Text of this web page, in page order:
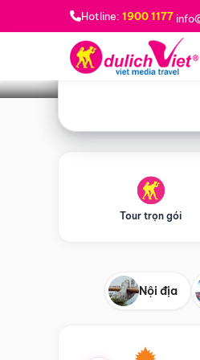
Hotline: 1900 1177
Bạn muốn đi đâu? *
Tour trọn gói
Nội địa